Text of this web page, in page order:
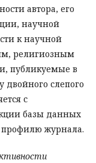
автора, его
научной
к научной
религиозным
публикуемые в
слепого
с
базы данных
журнала.